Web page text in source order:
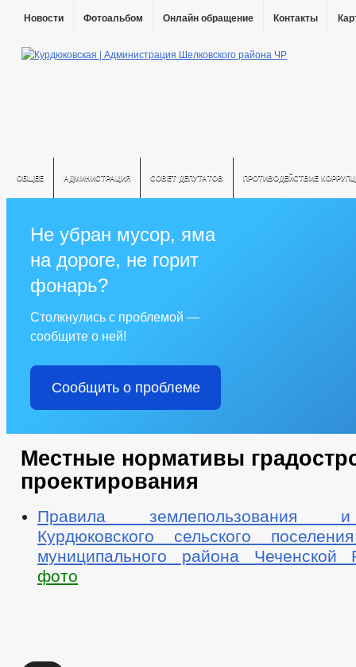
Новости Фотоальбом Онлайн обращение Контакты
ОБЩЕЕ АДМИНИСТРАЦИЯ СОВЕТ ДЕПУТАТОВ ПРОТИВОДЕЙСТВИЕ
Не убран мусор, яма
на дороге, не горит
фонарь?
Столкнулись с проблемой —
сообщите о ней!
Сообщить о проблеме
Местные нормативы
проектирования
Правила землепользования
Курдюковского сельского
муниципального района Чеченской
фото